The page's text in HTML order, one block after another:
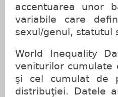
accentuarea unor
variabile care
sexul/genul, statutul
World Inequality
veniturilor cumulate
şi cel cumulat de
distribuţiei. Datele